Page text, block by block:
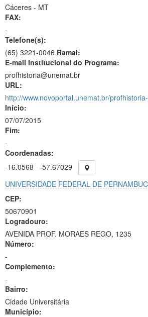
Cáceres - MT
FAX:
-
Telefone(s):
(65) 3221-0046 Ramal:
E-mail Institucional do Programa:
profhistoria@unemat.br
URL:
http://www.novoportal.unemat.br/
Início:
07/07/2015
Fim:
-
Coordenadas:
-16.0568
-57.67029
UNIVERSIDADE FEDERAL DE
CEP:
50670901
Logradouro:
AVENIDA PROF. MORAES REGO, 1235
Número:
-
Complemento:
-
Bairro:
Cidade Universitária
Município: